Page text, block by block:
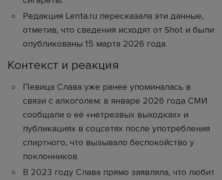
Редакция Lenta.ru пересказала эти данные,
отметив, что сведения исходят от Shot и были
опубликованы 15 марта 2026 года.
Контекст и реакция
Певица Слава уже ранее упоминалась в
связи с алкоголем: в январе 2026 года СМИ
сообщали о её «нетрезвых выходках» и
публикациях в соцсетях после употребления
спиртного, что вызывало беспокойство у
поклонников.
В 2023 году Слава прямо заявляла, что любит